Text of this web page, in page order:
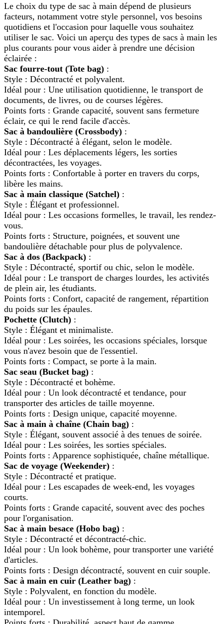
Le choix du type de sac à main dépend de plusieurs
facteurs, notamment votre style personnel, vos besoins
quotidiens et l'occasion pour laquelle vous souhaitez
utiliser le sac. Voici un aperçu des types de sacs à main les
plus courants pour vous aider à prendre une décision
éclairée :
Sac fourre-tout (Tote bag) :
Style : Décontracté et polyvalent.
Idéal pour : Une utilisation quotidienne, le transport de
documents, de livres, ou de courses légères.
Points forts : Grande capacité, souvent sans fermeture
éclair, ce qui le rend facile d'accès.
Sac à bandoulière (Crossbody) :
Style : Décontracté à élégant, selon le modèle.
Idéal pour : Les déplacements légers, les sorties
décontractées, les voyages.
Points forts : Confortable à porter en travers du corps,
libère les mains.
Sac à main classique (Satchel) :
Style : Élégant et professionnel.
Idéal pour : Les occasions formelles, le travail, les rendez-
vous.
Points forts : Structure, poignées, et souvent une
bandoulière détachable pour plus de polyvalence.
Sac à dos (Backpack) :
Style : Décontracté, sportif ou chic, selon le modèle.
Idéal pour : Le transport de charges lourdes, les activités
de plein air, les étudiants.
Points forts : Confort, capacité de rangement, répartition
du poids sur les épaules.
Pochette (Clutch) :
Style : Élégant et minimaliste.
Idéal pour : Les soirées, les occasions spéciales, lorsque
vous n'avez besoin que de l'essentiel.
Points forts : Compact, se porte à la main.
Sac seau (Bucket bag) :
Style : Décontracté et bohème.
Idéal pour : Un look décontracté et tendance, pour
transporter des articles de taille moyenne.
Points forts : Design unique, capacité moyenne.
Sac à main à chaîne (Chain bag) :
Style : Élégant, souvent associé à des tenues de soirée.
Idéal pour : Les soirées, les sorties spéciales.
Points forts : Apparence sophistiquée, chaîne métallique.
Sac de voyage (Weekender) :
Style : Décontracté et pratique.
Idéal pour : Les escapades de week-end, les voyages
courts.
Points forts : Grande capacité, souvent avec des poches
pour l'organisation.
Sac à main besace (Hobo bag) :
Style : Décontracté et décontracté-chic.
Idéal pour : Un look bohème, pour transporter une variété
d'articles.
Points forts : Design décontracté, souvent en cuir souple.
Sac à main en cuir (Leather bag) :
Style : Polyvalent, en fonction du modèle.
Idéal pour : Un investissement à long terme, un look
intemporel.